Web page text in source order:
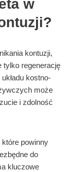
w
kontuzji,
tylko regenerację
kostno-
może
i zdolność
powinny
do
kluczowe